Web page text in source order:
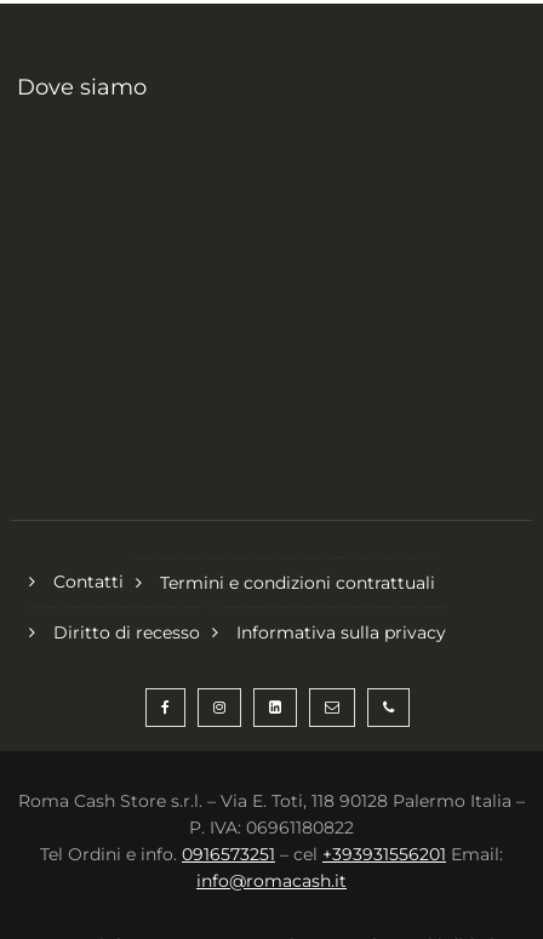
Dove siamo
Contatti Termini e condizioni contrattuali
Diritto di recesso Informativa sulla privacy
Roma Cash Store s.r.l. – Via E. Toti, 118 90128 Palermo Italia –
P. IVA: 06961180822
Tel Ordini e info. 0916573251 – cel +393931556201 Email:
info@romacash.it